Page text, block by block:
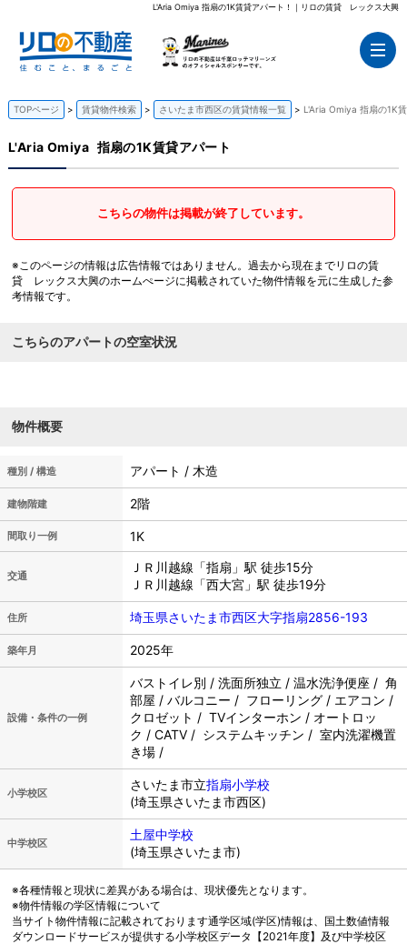
L'Aria Omiya 指扇の1K賃貸アパート！｜リロの賃貸 レックス大興
TOPページ 賃貸物件検索 さいたま市西区の賃貸情報一覧 L'Aria Omiya 指扇の1K
L'Aria Omiya 指扇の1K賃貸アパート
こちらの物件は掲載が終了しています。
※このページの情報は広告情報ではありません。過去から現在までリロの賃
貸 レックス大興のホームぺージに掲載されていた物件情報を元に生成した参
考情報です。
こちらのアパートの空室状況
物件概要
種別 / 構造 アパート / 木造
建物階建 2階
間取り一例 1K
交通
ＪＲ川越線「指扇」駅 徒歩15分
ＪＲ川越線「西大宮」駅 徒歩19分
住所 埼玉県さいたま市西区大字指扇2856-193
築年月 2025年
設備・条件の一例
バストイレ別 / 洗面所独立 / 温水洗浄便座 / 角
部屋 / バルコニー / フローリング / エアコン /
クロゼット / TVインターホン / オートロッ
ク / CATV / システムキッチン / 室内洗濯機置
き場 /
小学校区
さいたま市立指扇小学校
(埼玉県さいたま市西区)
中学校区
土屋中学校
(埼玉県さいたま市)
※各種情報と現状に差異がある場合は、現状優先となります。
※物件情報の学区情報について
当サイト物件情報に記載されております通学区域(学区)情報は、国土数値情報
ダウンロードサービスが提供する小学校区データ【2021年度】及び中学校区